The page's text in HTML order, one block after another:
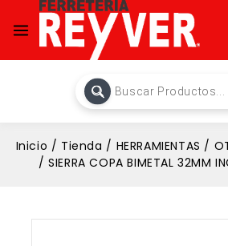
Inicio / Tienda / HERRAMIENTAS /
/ SIERRA COPA BIMETAL 32MM